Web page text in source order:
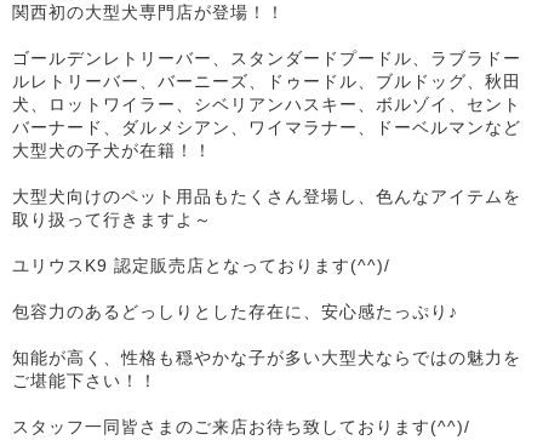
関西初の大型犬専門店が登場！！
ゴールデンレトリーバー、スタンダードプードル、ラブラドー
ルレトリーバー、バーニーズ、ドゥードル、ブルドッグ、秋田
犬、ロットワイラー、シベリアンハスキー、ボルゾイ、セント
バーナード、ダルメシアン、ワイマラナー、ドーベルマンなど
大型犬の子犬が在籍！！
大型犬向けのペット用品もたくさん登場し、色んなアイテムを
取り扱って行きますよ～
ユリウスK9 認定販売店となっております(^^)/
包容力のあるどっしりとした存在に、安心感たっぷり♪
知能が高く、性格も穏やかな子が多い大型犬ならではの魅力を
ご堪能下さい！！
スタッフ一同皆さまのご来店お待ち致しております(^^)/